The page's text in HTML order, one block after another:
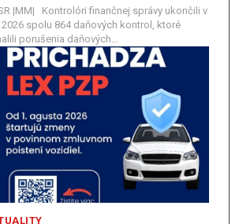
|MM| Kontrolóri finančnej správy ukončili v
2026 spolu 864 daňových kontrol, ktoré
porušenia daňových...